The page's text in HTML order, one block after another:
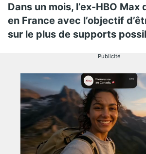
Dans un mois, l’ex-HBO Max
en France avec l’objectif
sur le plus de supports
Publicité